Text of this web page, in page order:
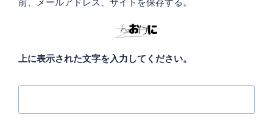
前、メールアドレス、サイトを保存する。
上に表示された文字を入力してください。